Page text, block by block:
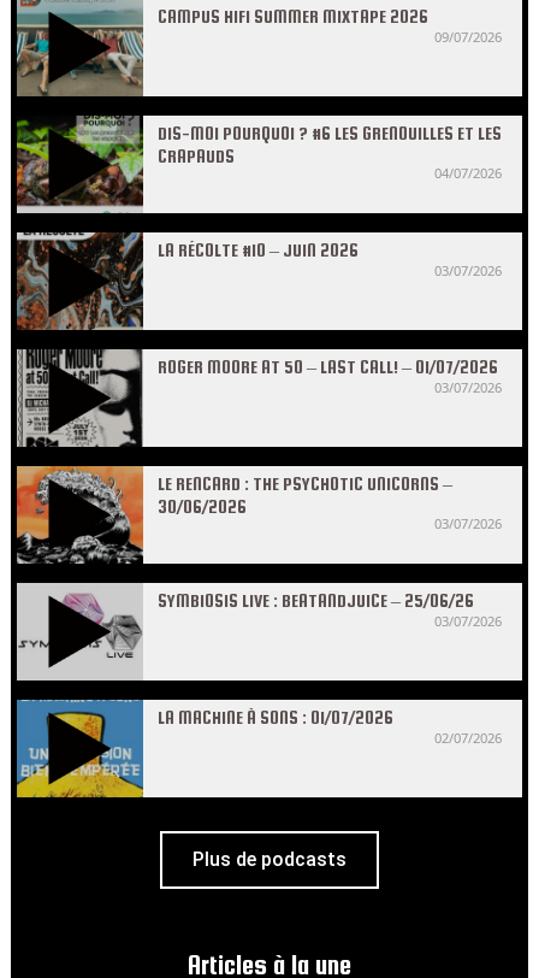
CAMPUS HIFI SUMMER MIXTAPE 2026
09/07/2026
DIS-MOI POURQUOI ? #6 LES GRENOUILLES ET LES
CRAPAUDS
04/07/2026
LA RÉCOLTE #10 – JUIN 2026
03/07/2026
ROGER MOORE AT 50 – LAST CALL! – 01/07/2026
03/07/2026
LE RENCARD : THE PSYCHOTIC UNICORNS –
30/06/2026
03/07/2026
SYMBIOSIS LIVE : BEATANDJUICE – 25/06/26
03/07/2026
LA MACHINE À SONS : 01/07/2026
02/07/2026
Plus de podcasts
Articles à la une